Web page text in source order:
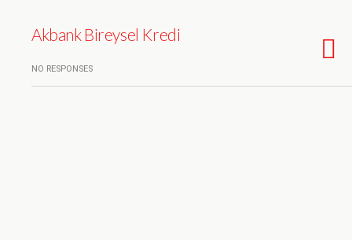
Akbank Bireysel Kredi
NO RESPONSES